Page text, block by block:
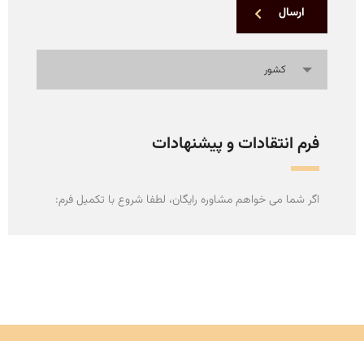
ارسال
کشور
فرم انتقادات و پیشنهادات
اگر شما می خواهم مشاوره رایگان، لطفا شروع با تکمیل فرم: